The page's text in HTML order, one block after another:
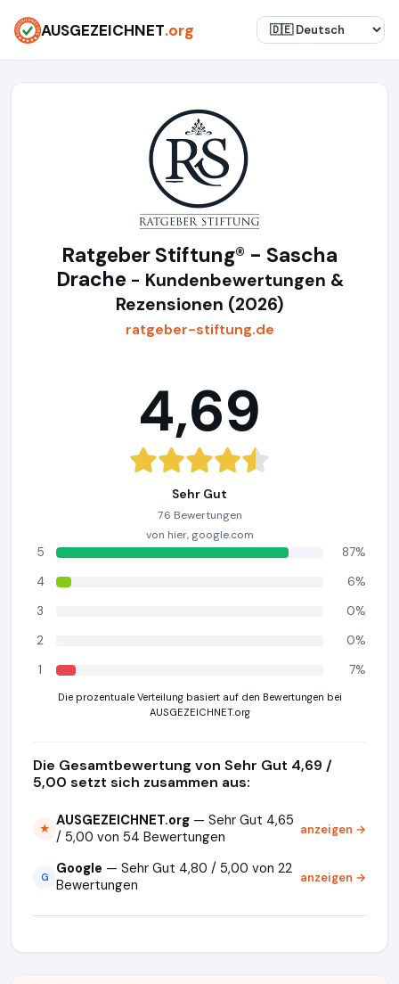
AUSGEZEICHNET.org
Ratgeber Stiftung® - Sascha
Drache - Kundenbewertungen &
Rezensionen (2026)
ratgeber-stiftung.de
4,69
Sehr Gut
76 Bewertungen
von hier, google.com
5
87%
4
6%
3
0%
2
0%
1
7%
Die prozentuale Verteilung basiert auf den Bewertungen bei
AUSGEZEICHNET.org
Die Gesamtbewertung von Sehr Gut 4,69 /
5,00 setzt sich zusammen aus:
★ AUSGEZEICHNET.org — Sehr Gut 4,65
/ 5,00 von 54 Bewertungen
anzeigen →
G Google — Sehr Gut 4,80 / 5,00 von 22
Bewertungen
anzeigen →